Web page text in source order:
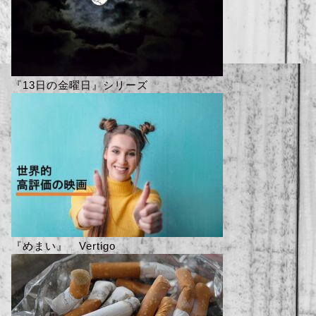
『13日の金曜日』シリーズ
『めまい』 Vertigo